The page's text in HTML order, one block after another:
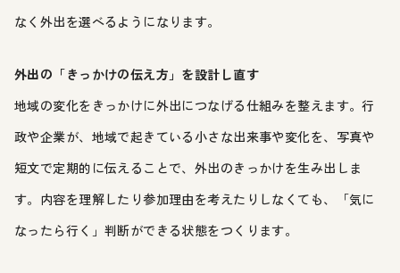
なく外出を選べるようになります。
外出の「きっかけの伝え方」を設計し直す
地域の変化をきっかけに外出につなげる仕組みを整えます。行
政や企業が、地域で起きている小さな出来事や変化を、写真や
短文で定期的に伝えることで、外出のきっかけを生み出しま
す。内容を理解したり参加理由を考えたりしなくても、「気に
なったら行く」判断ができる状態をつくります。